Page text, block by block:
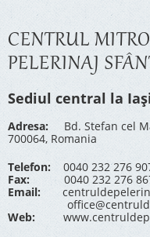
CENTRUL
PELERINAJ
Sediul central la
Adresa: Bd. Stefan cel
700064, Romania
Telefon: 0040 232 276
Fax: 0040 232 276
Email:
Web: